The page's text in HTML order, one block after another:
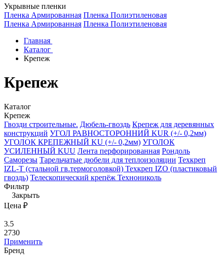
Укрывные пленки
Пленка Армированная Пленка Полиэтиленовая
Пленка Армированная Пленка Полиэтиленовая
Главная
Каталог
Крепеж
Крепеж
Каталог
Крепеж
Гвозди строительные. Дюбель-гвоздь Крепеж для деревянных
конструкций УГОЛ РАВНОСТОРОННИЙ KUR (+/- 0,2мм)
УГОЛОК КРЕПЕЖНЫЙ KU (+/- 0,2мм) УГОЛОК
УСИЛЕННЫЙ KUU Лента перфорированная Рондоль
Саморезы Тарельчатые дюбели для теплоизоляции Техкреп
IZL-T (стальной гв.термоголовкой) Техкреп IZO (пластиковый
гвоздь) Телескопический крепёж Технониколь
Фильтр
Закрыть
Цена ₽
3.5
2730
Применить
Бренд